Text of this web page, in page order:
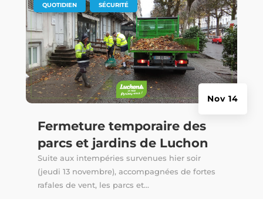
Fermeture temporaire des
parcs et jardins de Luchon
Nov 14
QUOTIDIEN SÉCURITÉ
Suite aux intempéries survenues hier soir
(jeudi 13 novembre), accompagnées de fortes
rafales de vent, les parcs et...